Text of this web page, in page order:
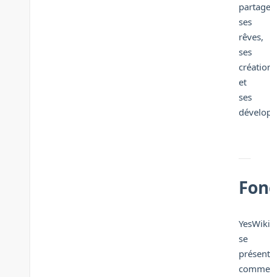
ses
rêves,
ses
et
ses
YesWiki
se
comme